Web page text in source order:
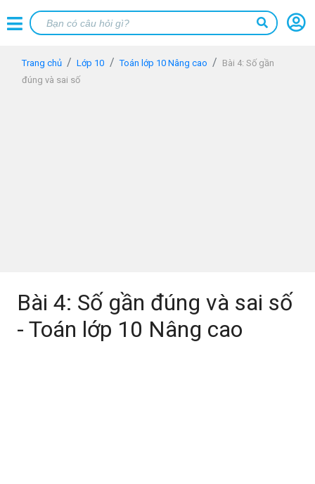
Trang chủ Lớp 10 Toán lớp 10 Nâng cao
Bài 4: Số gần
đúng và sai số
Bài 4: Số gần đúng và sai số
- Toán lớp 10 Nâng cao